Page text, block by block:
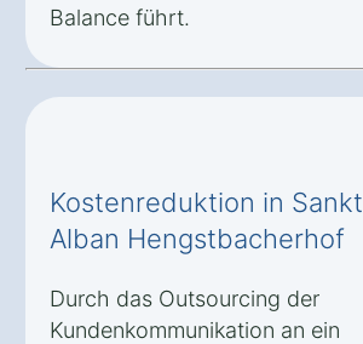
Balance führt.
Kostenreduktion in Sankt
Alban Hengstbacherhof
Durch das Outsourcing der
Kundenkommunikation an ein